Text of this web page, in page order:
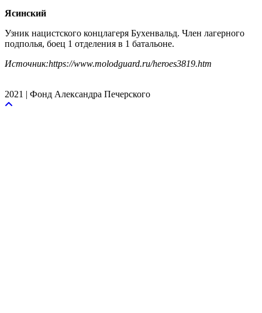
Ясинский
Узник нацистского концлагеря Бухенвальд. Член лагерного
подполья, боец 1 отделения в 1 батальоне.
Источник:https://www.molodguard.ru/heroes3819.htm
2021 | Фонд Александра Печерского